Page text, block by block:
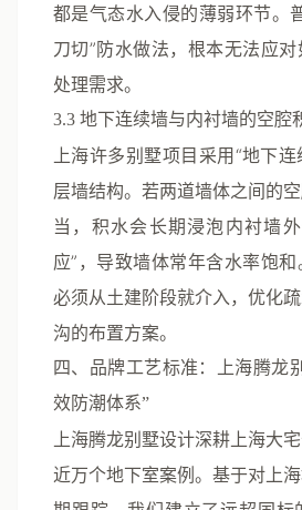
都是气态水入侵的薄弱环节。
刀切”防水做法，根本无法应
处理需求。
3.3 地下连续墙与内衬墙的空腔
上海许多别墅项目采用“地下
层墙结构。若两道墙体之间的
当，积水会长期浸泡内衬墙
应”，导致墙体常年含水率饱
必须从土建阶段就介入，优化
沟的布置方案。
四、品牌工艺标准：上海腾龙
效防潮体系”
上海腾龙别墅设计深耕上海大
近万个地下室案例。基于对上